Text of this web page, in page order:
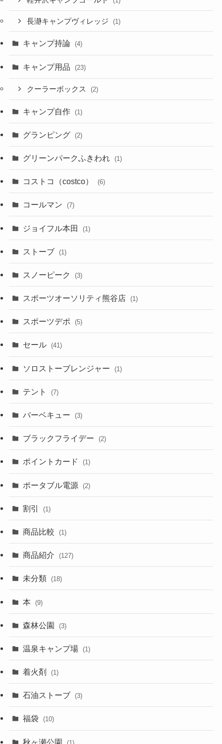
長瀞キャンプヴィレッジ (1)
キャンプ持論 (4)
キャンプ用品 (23)
クーラーボックス (2)
キャンプ自作 (1)
グランピング (2)
グリーンパークふきわれ (1)
コストコ（costco） (6)
コールマン (7)
ジョイフル本田 (1)
ストーブ (1)
スノーピーク (3)
スポーツオーソリティ熊谷店 (1)
スポーツデポ (5)
セール (41)
ソロストーブレンジャー (1)
テント (7)
バーベキュー (3)
ブラックフライデー (2)
ポイントカード (1)
ポータブル電源 (2)
割引 (1)
商品比較 (1)
商品紹介 (127)
未分類 (18)
本 (9)
森林公園 (3)
温泉キャンプ場 (1)
着火剤 (1)
石油ストーブ (3)
福袋 (10)
秋ヶ瀬公園